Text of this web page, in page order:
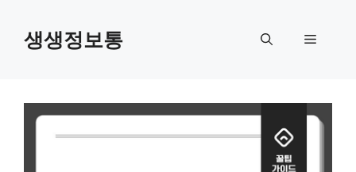
생생정보통 메